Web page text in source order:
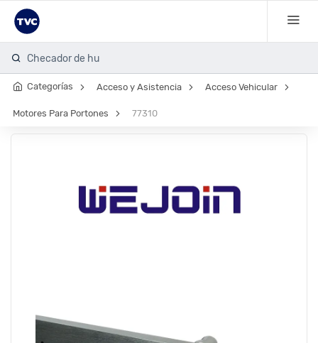
Checador de huell
Categorías Acceso y Asistencia Acceso Vehicular
Motores Para Portones 77310